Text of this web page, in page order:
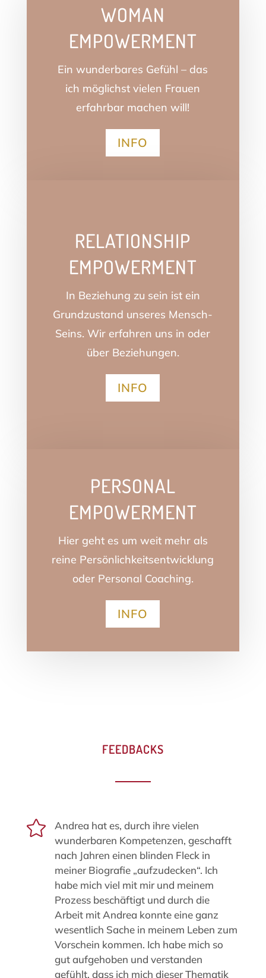
WOMAN
EMPOWERMENT
Ein wunderbares Gefühl – das
ich möglichst vielen Frauen
erfahrbar machen will!
INFO
RELATIONSHIP
EMPOWERMENT
In Beziehung zu sein ist ein
Grundzustand unseres Mensch-
Seins. Wir erfahren uns in oder
über Beziehungen.
INFO
PERSONAL
EMPOWERMENT
Hier geht es um weit mehr als
reine Persönlichkeitsentwicklung
oder Personal Coaching.
INFO
FEEDBACKS

Andrea hat es, durch ihre vielen
wunderbaren Kompetenzen, geschafft
nach Jahren einen blinden Fleck in
meiner Biografie „aufzudecken“. Ich
habe mich viel mit mir und meinem
Prozess beschäftigt und durch die
Arbeit mit Andrea konnte eine ganz
wesentlich Sache in meinem Leben zum
Vorschein kommen. Ich habe mich so
gut aufgehoben und verstanden
gefühlt, dass ich mich dieser Thematik